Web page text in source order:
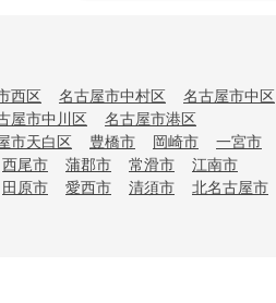
西区 名古屋市中村区
名古屋市中区
屋市中川区
名古屋市港区
市天白区
豊橋市 岡崎市
一宮市
西尾市
蒲郡市 常滑市
江南市
田原市
愛西市 清須市 北名古屋市